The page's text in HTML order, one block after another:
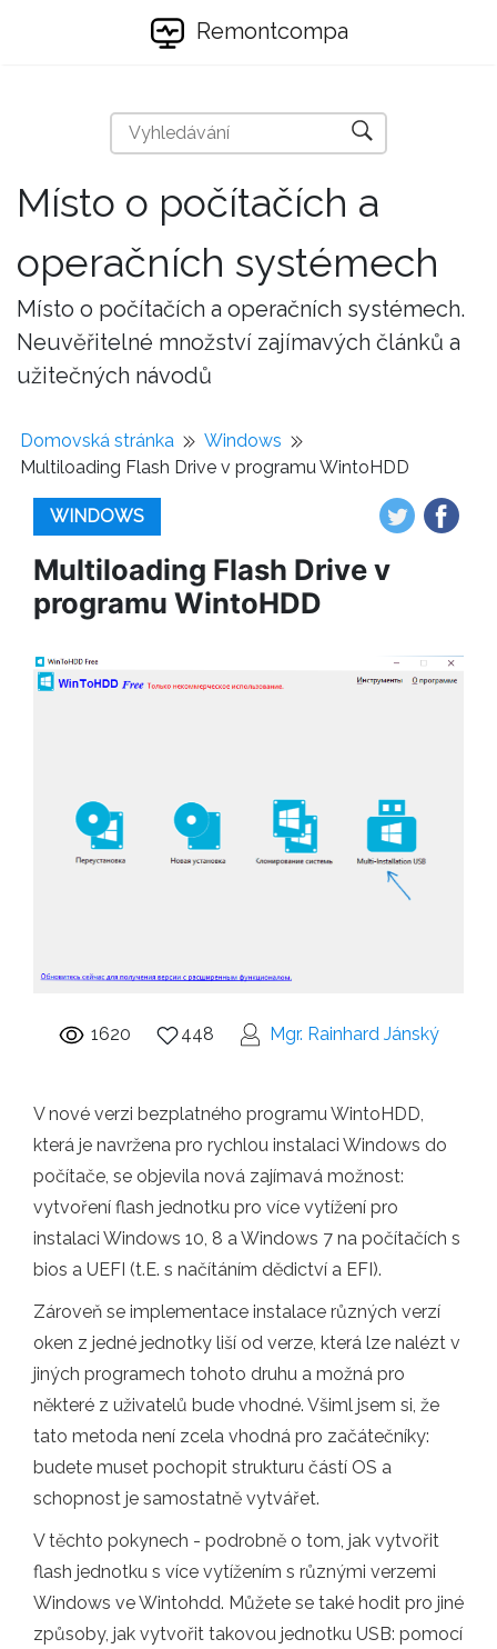
Remontcompa
Místo o počítačích a
operačních systémech
Místo o počítačích a operačních systémech.
Neuvěřitelné množství zajímavých článků a
užitečných návodů
Domovská stránka
Windows
Multiloading Flash Drive v programu WintoHDD
WINDOWS
Multiloading Flash Drive v
programu WintoHDD
1620 448 Mgr. Rainhard Jánský
V nové verzi bezplatného programu WintoHDD,
která je navržena pro rychlou instalaci Windows do
počítače, se objevila nová zajímavá možnost:
vytvoření flash jednotku pro více vytížení pro
instalaci Windows 10, 8 a Windows 7 na počítačích s
bios a UEFI (t.E. s načítáním dědictví a EFI).
Zároveň se implementace instalace různých verzí
oken z jedné jednotky liší od verze, která lze nalézt v
jiných programech tohoto druhu a možná pro
některé z uživatelů bude vhodné. Všiml jsem si, že
tato metoda není zcela vhodná pro začátečníky:
budete muset pochopit strukturu částí OS a
schopnost je samostatně vytvářet.
V těchto pokynech - podrobně o tom, jak vytvořit
flash jednotku s více vytížením s různými verzemi
Windows ve Wintohdd. Můžete se také hodit pro jiné
způsoby, jak vytvořit takovou jednotku USB: pomocí